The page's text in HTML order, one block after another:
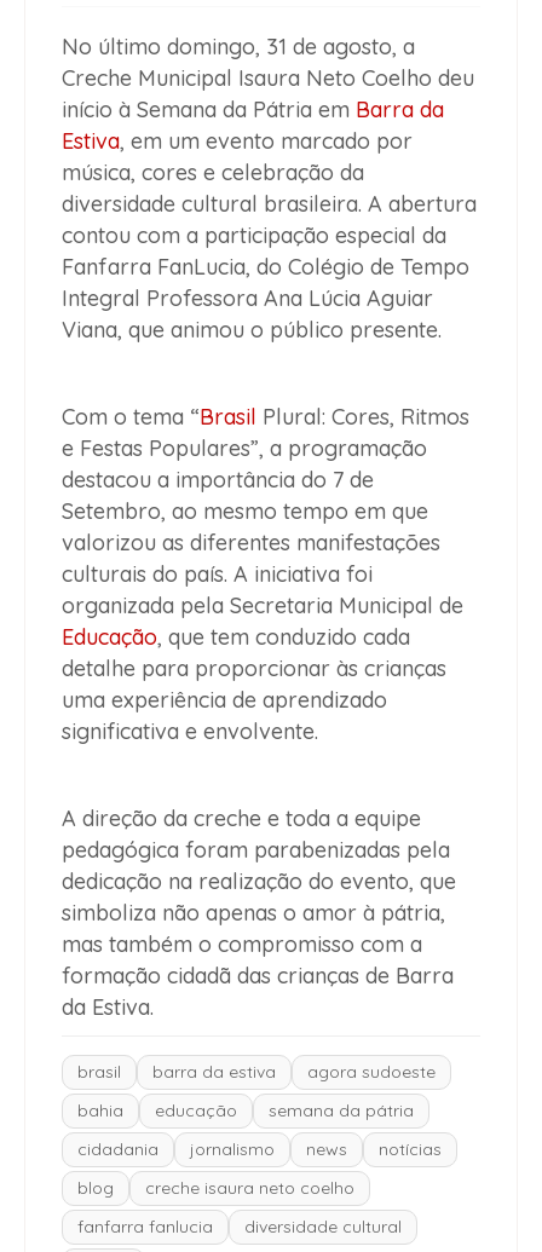
No último domingo, 31 de agosto, a
Creche Municipal Isaura Neto Coelho deu
início à Semana da Pátria em Barra da
Estiva, em um evento marcado por
música, cores e celebração da
diversidade cultural brasileira. A abertura
contou com a participação especial da
Fanfarra FanLucia, do Colégio de Tempo
Integral Professora Ana Lúcia Aguiar
Viana, que animou o público presente.
Com o tema “Brasil Plural: Cores, Ritmos
e Festas Populares”, a programação
destacou a importância do 7 de
Setembro, ao mesmo tempo em que
valorizou as diferentes manifestações
culturais do país. A iniciativa foi
organizada pela Secretaria Municipal de
Educação, que tem conduzido cada
detalhe para proporcionar às crianças
uma experiência de aprendizado
significativa e envolvente.
A direção da creche e toda a equipe
pedagógica foram parabenizadas pela
dedicação na realização do evento, que
simboliza não apenas o amor à pátria,
mas também o compromisso com a
formação cidadã das crianças de Barra
da Estiva.
brasil barra da estiva
agora sudoeste
bahia
educação
semana da pátria
cidadania
jornalismo news
notícias
blog
creche isaura neto coelho
fanfarra fanlucia
diversidade cultural